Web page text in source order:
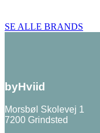
SE ALLE BRANDS
byHviid
Morsbøl Skolevej 1
7200 Grindsted